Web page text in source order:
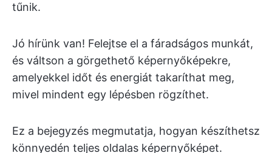
tűnik.
Jó hírünk van! Felejtse el a fáradságos munkát,
és váltson a görgethető képernyőképekre,
amelyekkel időt és energiát takaríthat meg,
mivel mindent egy lépésben rögzíthet.
Ez a bejegyzés megmutatja, hogyan készíthetsz
könnyedén teljes oldalas képernyőképet.